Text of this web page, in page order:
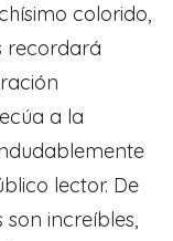
colorido,
recordará
a la
lector. De
increíbles,